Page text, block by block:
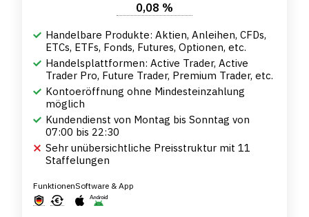
0,08 %
Handelbare Produkte: Aktien, Anleihen, CFDs,
ETCs, ETFs, Fonds, Futures, Optionen, etc.
Handelsplattformen: Active Trader, Active
Trader Pro, Future Trader, Premium Trader, etc.
Kontoeröffnung ohne Mindesteinzahlung
möglich
Kundendienst von Montag bis Sonntag von
07:00 bis 22:30
Sehr unübersichtliche Preisstruktur mit 11
Staffelungen
FunktionenSoftware & App